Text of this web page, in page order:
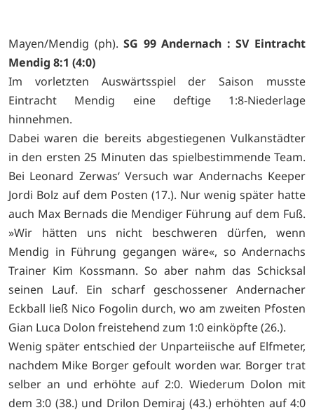
Mayen/Mendig (ph).SG 99 Andernach : SV Eintracht
Mendig 8:1 (4:0)
Im vorletzten Auswärtsspiel der Saison musste
Eintracht Mendig eine deftige 1:8-Niederlage
hinnehmen.
Dabei waren die bereits abgestiegenen Vulkanstädter
in den ersten 25 Minuten das spielbestimmende Team.
Bei Leonard Zerwas‘ Versuch war Andernachs Keeper
Jordi Bolz auf dem Posten (17.). Nur wenig später hatte
auch Max Bernads die Mendiger Führung auf dem Fuß.
»Wir hätten uns nicht beschweren dürfen, wenn
Mendig in Führung gegangen wäre«, so Andernachs
Trainer Kim Kossmann. So aber nahm das Schicksal
seinen Lauf. Ein scharf geschossener Andernacher
Eckball ließ Nico Fogolin durch, wo am zweiten Pfosten
Gian Luca Dolon freistehend zum 1:0 einköpfte (26.).
Wenig später entschied der Unparteiische auf Elfmeter,
nachdem Mike Borger gefoult worden war. Borger trat
selber an und erhöhte auf 2:0. Wiederum Dolon mit
dem 3:0 (38.) und Drilon Demiraj (43.) erhöhten auf 4:0